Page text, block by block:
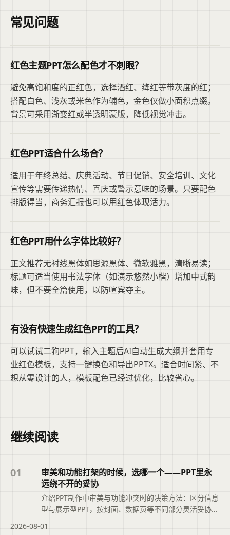
常见问题
红色主题PPT怎么配色才不刺眼？
避免高饱和度的正红色，选择酒红、绛红等带灰度的红；
搭配白色、浅灰或米色作为辅色，金色仅做小面积点缀。
背景可采用渐变红或半透明蒙版，降低视觉冲击。
红色PPT适合什么场合？
适用于年终总结、庆典活动、节日促销、安全培训、文化
宣传等需要传递热情、喜庆或警示意味的场景。只要配色
排版得当，商务汇报也可以用红色体现活力。
红色PPT用什么字体比较好？
正文推荐无衬线黑体如思源黑体、微软雅黑，清晰易读；
标题可适当使用书法字体（如演示悠然小楷）增加中式韵
味，但不要全篇使用，以防喧宾夺主。
有没有快速生成红色PPT的工具？
可以试试二狗PPT，输入主题后AI自动生成大纲并套用专
业红色模板，支持一键换色和导出PPTX。适合时间紧、不
想从零设计的人，模板配色已经过优化，比较省心。
继续阅读
01
审美和功能打架的时候，选哪一个——PPT里永
远绕不开的妥协
介绍PPT制作中审美与功能冲突时的决策方法：区分信息
型与展示型PPT，按封面、数据页等不同部分灵活妥协，
2026-08-01